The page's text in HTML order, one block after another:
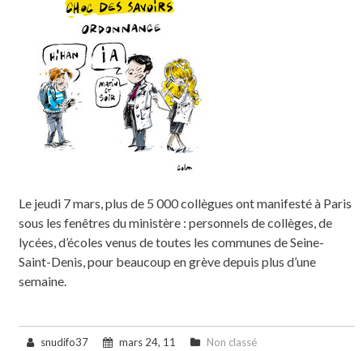
Le jeudi 7 mars, plus de 5 000 collègues ont manifesté à Paris
sous les fenêtres du ministère : personnels de collèges, de
lycées, d’écoles venus de toutes les communes de Seine-
Saint-Denis, pour beaucoup en grève depuis plus d’une
semaine.
snudifo37 mars 24, 11 Non classé